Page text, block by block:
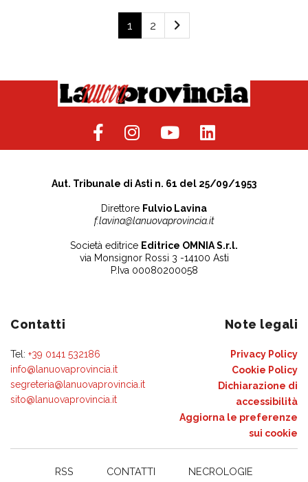
1 2
Aut. Tribunale di Asti n. 61 del 25/09/1953
Direttore Fulvio Lavina
f.lavina@lanuovaprovincia.it
Società editrice Editrice OMNIA S.r.l.
via Monsignor Rossi 3 -14100 Asti
P.Iva 00080200058
Contatti
Tel: +39 0141 532186
info@lanuovaprovincia.it
segreteria@lanuovaprovincia.it
sito@lanuovaprovincia.it
Note legali
Privacy Policy
Cookie Policy
Dichiarazione di
accessibilità
Aggiorna le preferenze
sui cookie
RSS CONTATTI NECROLOGIE